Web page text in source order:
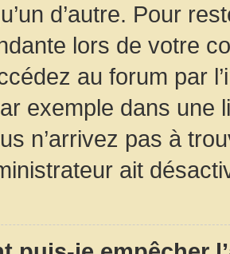
d’autre. Pour
lors de votre
au forum par
exemple dans une
n’arrivez pas à
ait